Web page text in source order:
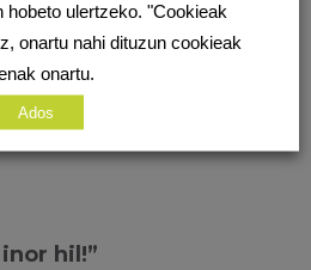
hil!”
hobeto ulertzeko. "Cookieak
onartu nahi dituzun cookieak
onartu.
Ados